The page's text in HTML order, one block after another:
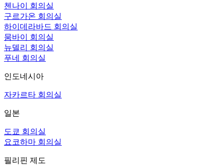
첸나이 회의실
구르가온 회의실
하이데라바드 회의실
뭄바이 회의실
뉴델리 회의실
푸네 회의실
인도네시아
자카르타 회의실
일본
도쿄 회의실
요코하마 회의실
필리핀 제도